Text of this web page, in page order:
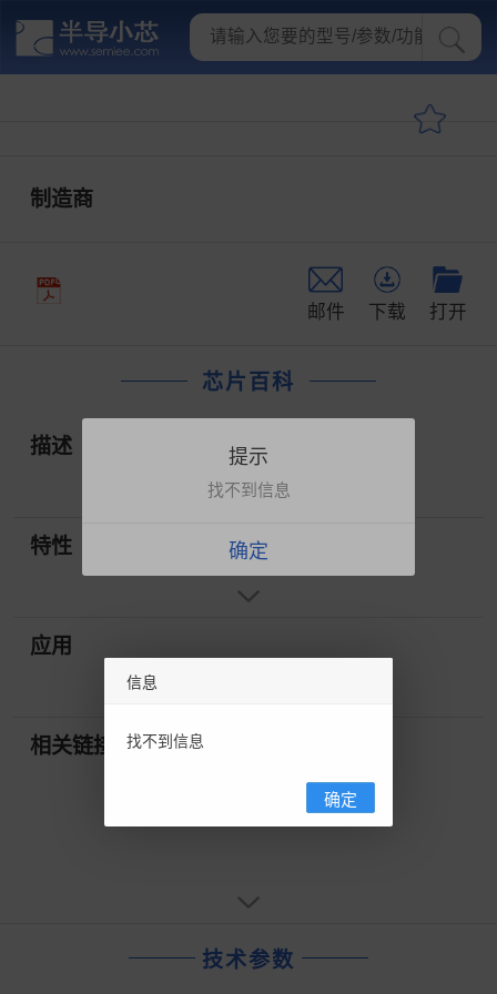
制造商
邮件 下载 打开
芯片百科
描述
特性
应用
相关链接
技术参数
信息
找不到信息
确定
提示
找不到信息
确定